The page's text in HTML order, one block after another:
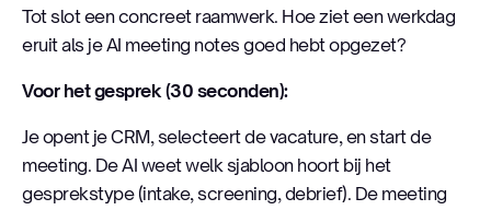
Tot slot een concreet raamwerk. Hoe ziet een werkdag
eruit als je AI meeting notes goed hebt opgezet?
Voor het gesprek (30 seconden):
Je opent je CRM, selecteert de vacature, en start de
meeting. De AI weet welk sjabloon hoort bij het
gesprekstype (intake, screening, debrief). De meeting